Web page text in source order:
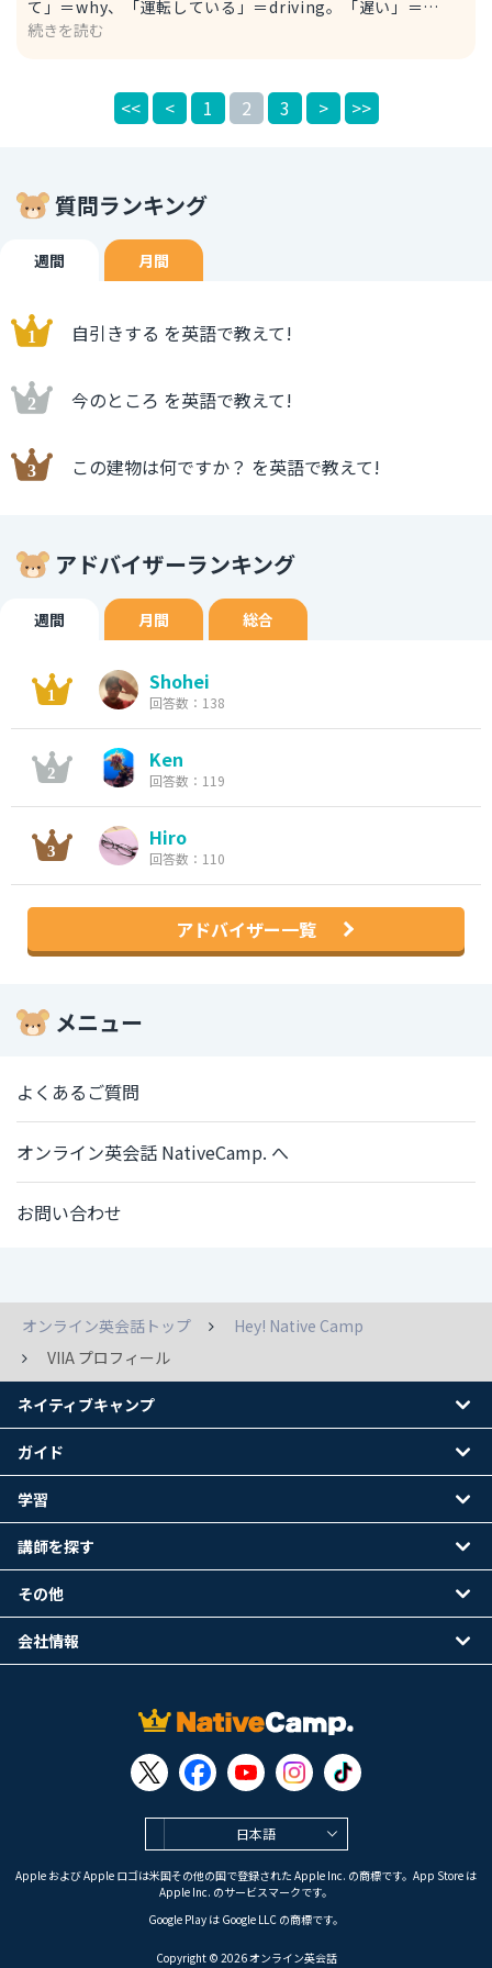
て」＝why、「運転している」＝driving。「遅い」＝
slowly 「so」は色々な言い方があります。今回の場合は否
「とても」、「すごく」、「非常に」という意味で仕様が可
続きを読む
<< < 1 2 3 > >>
質問ランキング
週間 月間
自引きする を英語で教えて!
今のところ を英語で教えて!
この建物は何ですか？ を英語で教えて!
アドバイザーランキング
週間 月間 総合
Shohei
回答数：138
Ken
回答数：119
Hiro
回答数：110
アドバイザー一覧
メニュー
よくあるご質問
オンライン英会話 NativeCamp. へ
お問い合わせ
オンライン英会話トップ
Hey! Native Camp
VIIA プロフィール
日本語
Apple および Apple ロゴは米国その他の国で登録された Apple Inc. の商標です。App Store は
Apple Inc. のサービスマークです。
Google Play は Google LLC の商標です。
Copyright © 2026 オンライン英会話
ネイティブキャンプ
ガイド
学習
講師を探す
その他
会社情報